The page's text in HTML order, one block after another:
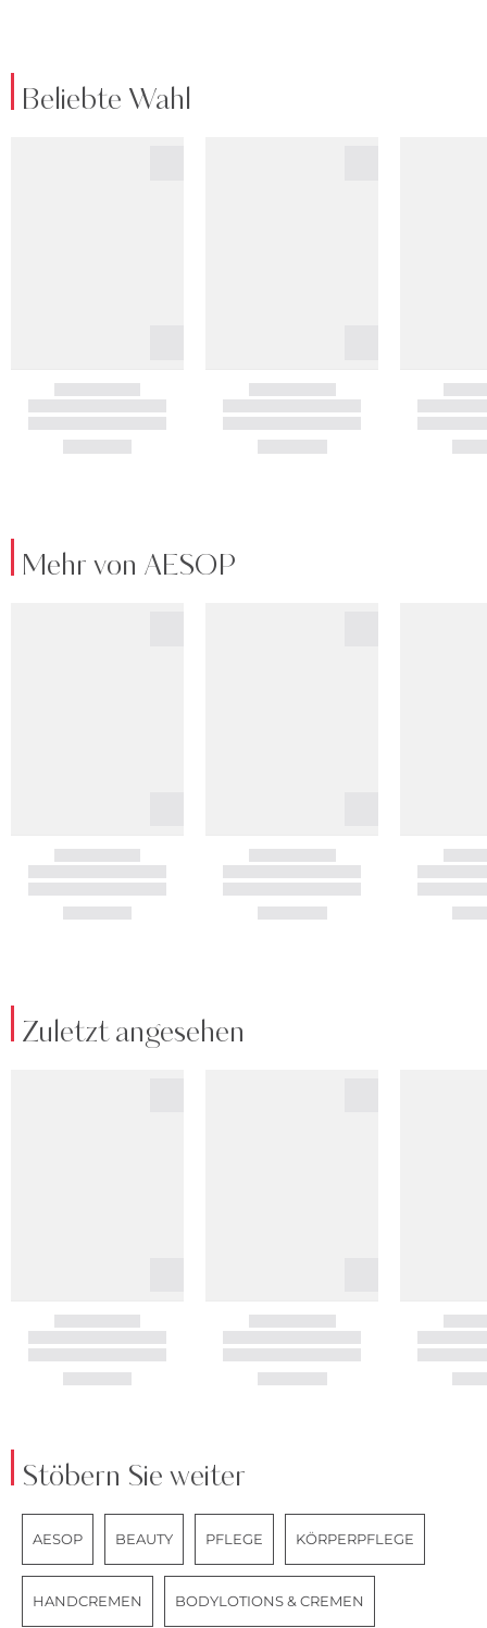
Beliebte Wahl
Mehr von AESOP
Zuletzt angesehen
Stöbern Sie weiter
AESOP BEAUTY PFLEGE KÖRPERPFLEGE
HANDCREMEN BODYLOTIONS & CREMEN